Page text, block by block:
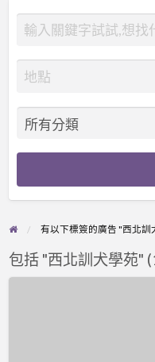
有以下標簽的廣告 "西北訓
包括 "西北訓犬學苑"